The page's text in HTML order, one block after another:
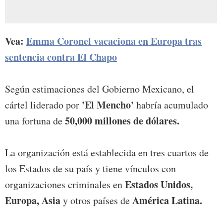
Vea: Emma Coronel vacaciona en Europa tras
sentencia contra El Chapo
Según estimaciones del Gobierno Mexicano, el
cártel liderado por 'El Mencho' habría acumulado
una fortuna de50,000 millones de dólares.
La organización está establecida en tres cuartos de
los Estados de su país y tiene vínculos con
organizaciones criminales enEstados Unidos,
Europa, Asiay otros países deAmérica Latina.